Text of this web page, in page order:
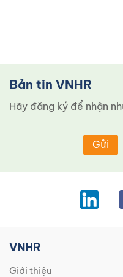
Bản tin VNHR
Hãy đăng ký để nhận
Gửi
VNHR
Giới thiệu